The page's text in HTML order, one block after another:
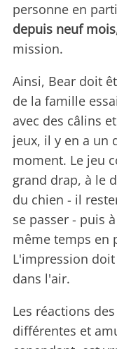
personne en
depuis neuf
mission.
Ainsi, Bear doit
de la famille
avec des câlins
jeux, il y en a un
moment. Le jeu
grand drap, à le
du chien - il
se passer - puis
même temps en
L'impression
dans l'air.
Les réactions
différentes et